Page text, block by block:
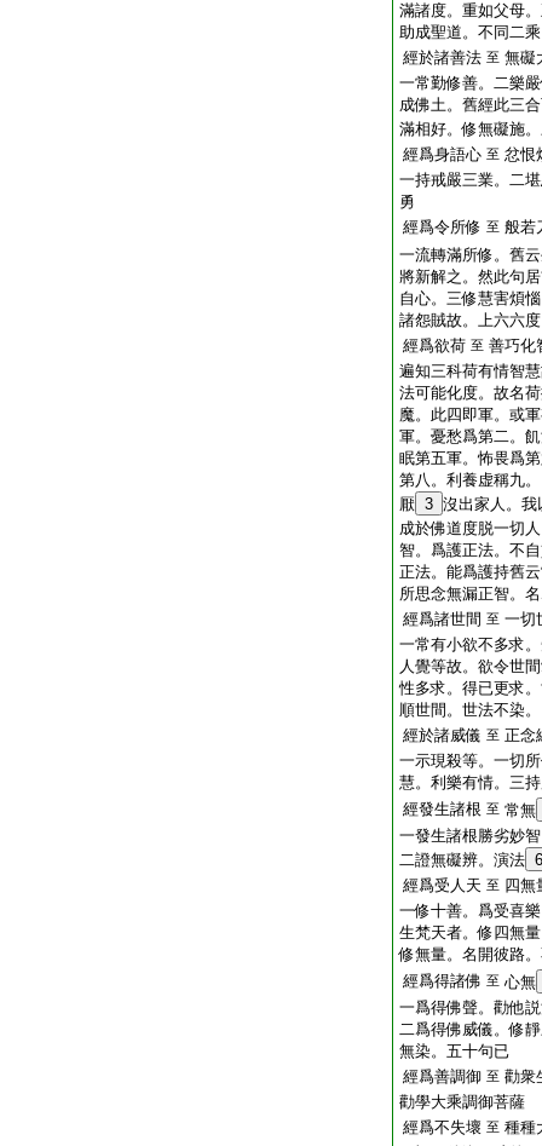
滿諸度。重如父母
助成聖道。不同二
經於諸善法 至 無礙
一常勤修善。二樂
成佛土。舊經此三
滿相好。修無礙施
經爲身語心 至 忿恨
一持戒嚴三業。二
勇
經爲令所修 至 般若
一流轉滿所修。舊
將新解之。然此句
自心。三修慧害煩
諸怨賊故。上六六度
經爲欲荷 至 善巧
遍知三科荷有情智
法可能化度。故名
魔。此四即軍。或
軍。憂愁爲第二。
眠第五軍。怖畏爲
第八。利養虚稱九
厭 3 沒出家人。我
成於佛道度脱一切
智。爲護正法。不
正法。能爲護持舊
所思念無漏正智。
經爲諸世間 至 一切
一常有小欲不多求
人覺等故。欲令世
性多求。得已更求
順世間。世法不染
經於諸威儀 至 正念
一示現殺等。一切
慧。利樂有情。三
經發生諸根 至 常無
一發生諸根勝劣妙
二證無礙辨。演法 6
經爲受人天 至 四
一修十善。爲受喜
生梵天者。修四無
修無量。名開彼路
經爲得諸佛 至 心無
一爲得佛聲。勸他
二爲得佛威儀。修
無染。五十句已
經爲善調御 至 勸衆
勸學大乘調御菩薩
經爲不失壞 至 種種